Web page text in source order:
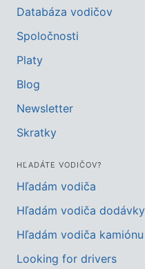
Databáza vodičov
Spoločnosti
Platy
Blog
Newsletter
Skratky
HĽADÁTE VODIČOV?
Hľadám vodiča
Hľadám vodiča dodávky
Hľadám vodiča kamiónu
Looking for drivers